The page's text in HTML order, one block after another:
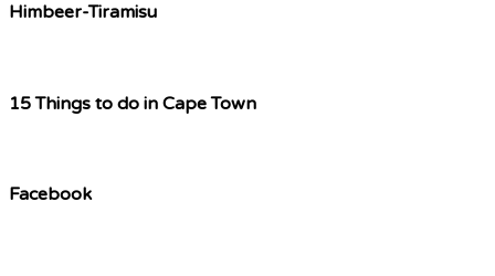
Himbeer-Tiramisu
15 Things to do in Cape Town
Facebook